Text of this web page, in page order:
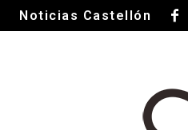
Noticias Castellón